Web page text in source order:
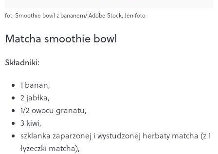
fot. Smoothie bowl z bananem/ Adobe Stock, Jenifoto
Matcha smoothie bowl
Składniki:
1 banan,
2 jabłka,
1/2 owocu granatu,
3 kiwi,
szklanka zaparzonej i wystudzonej herbaty matcha (z 1
łyżeczki matcha),